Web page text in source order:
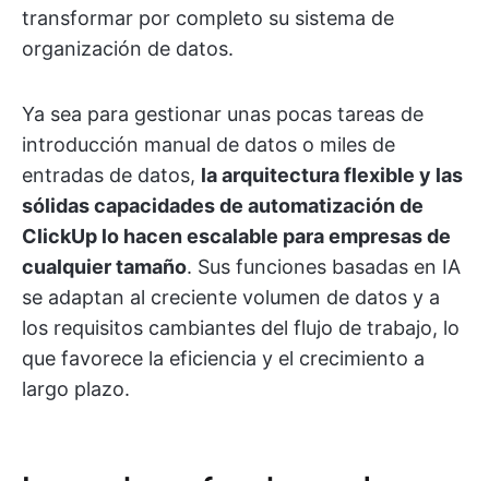
transformar por completo su sistema de
organización de datos.
Ya sea para gestionar unas pocas tareas de
introducción manual de datos o miles de
entradas de datos, la arquitectura flexible y las
sólidas capacidades de automatización de
ClickUp lo hacen escalable para empresas de
cualquier tamaño. Sus funciones basadas en IA
se adaptan al creciente volumen de datos y a
los requisitos cambiantes del flujo de trabajo, lo
que favorece la eficiencia y el crecimiento a
largo plazo.